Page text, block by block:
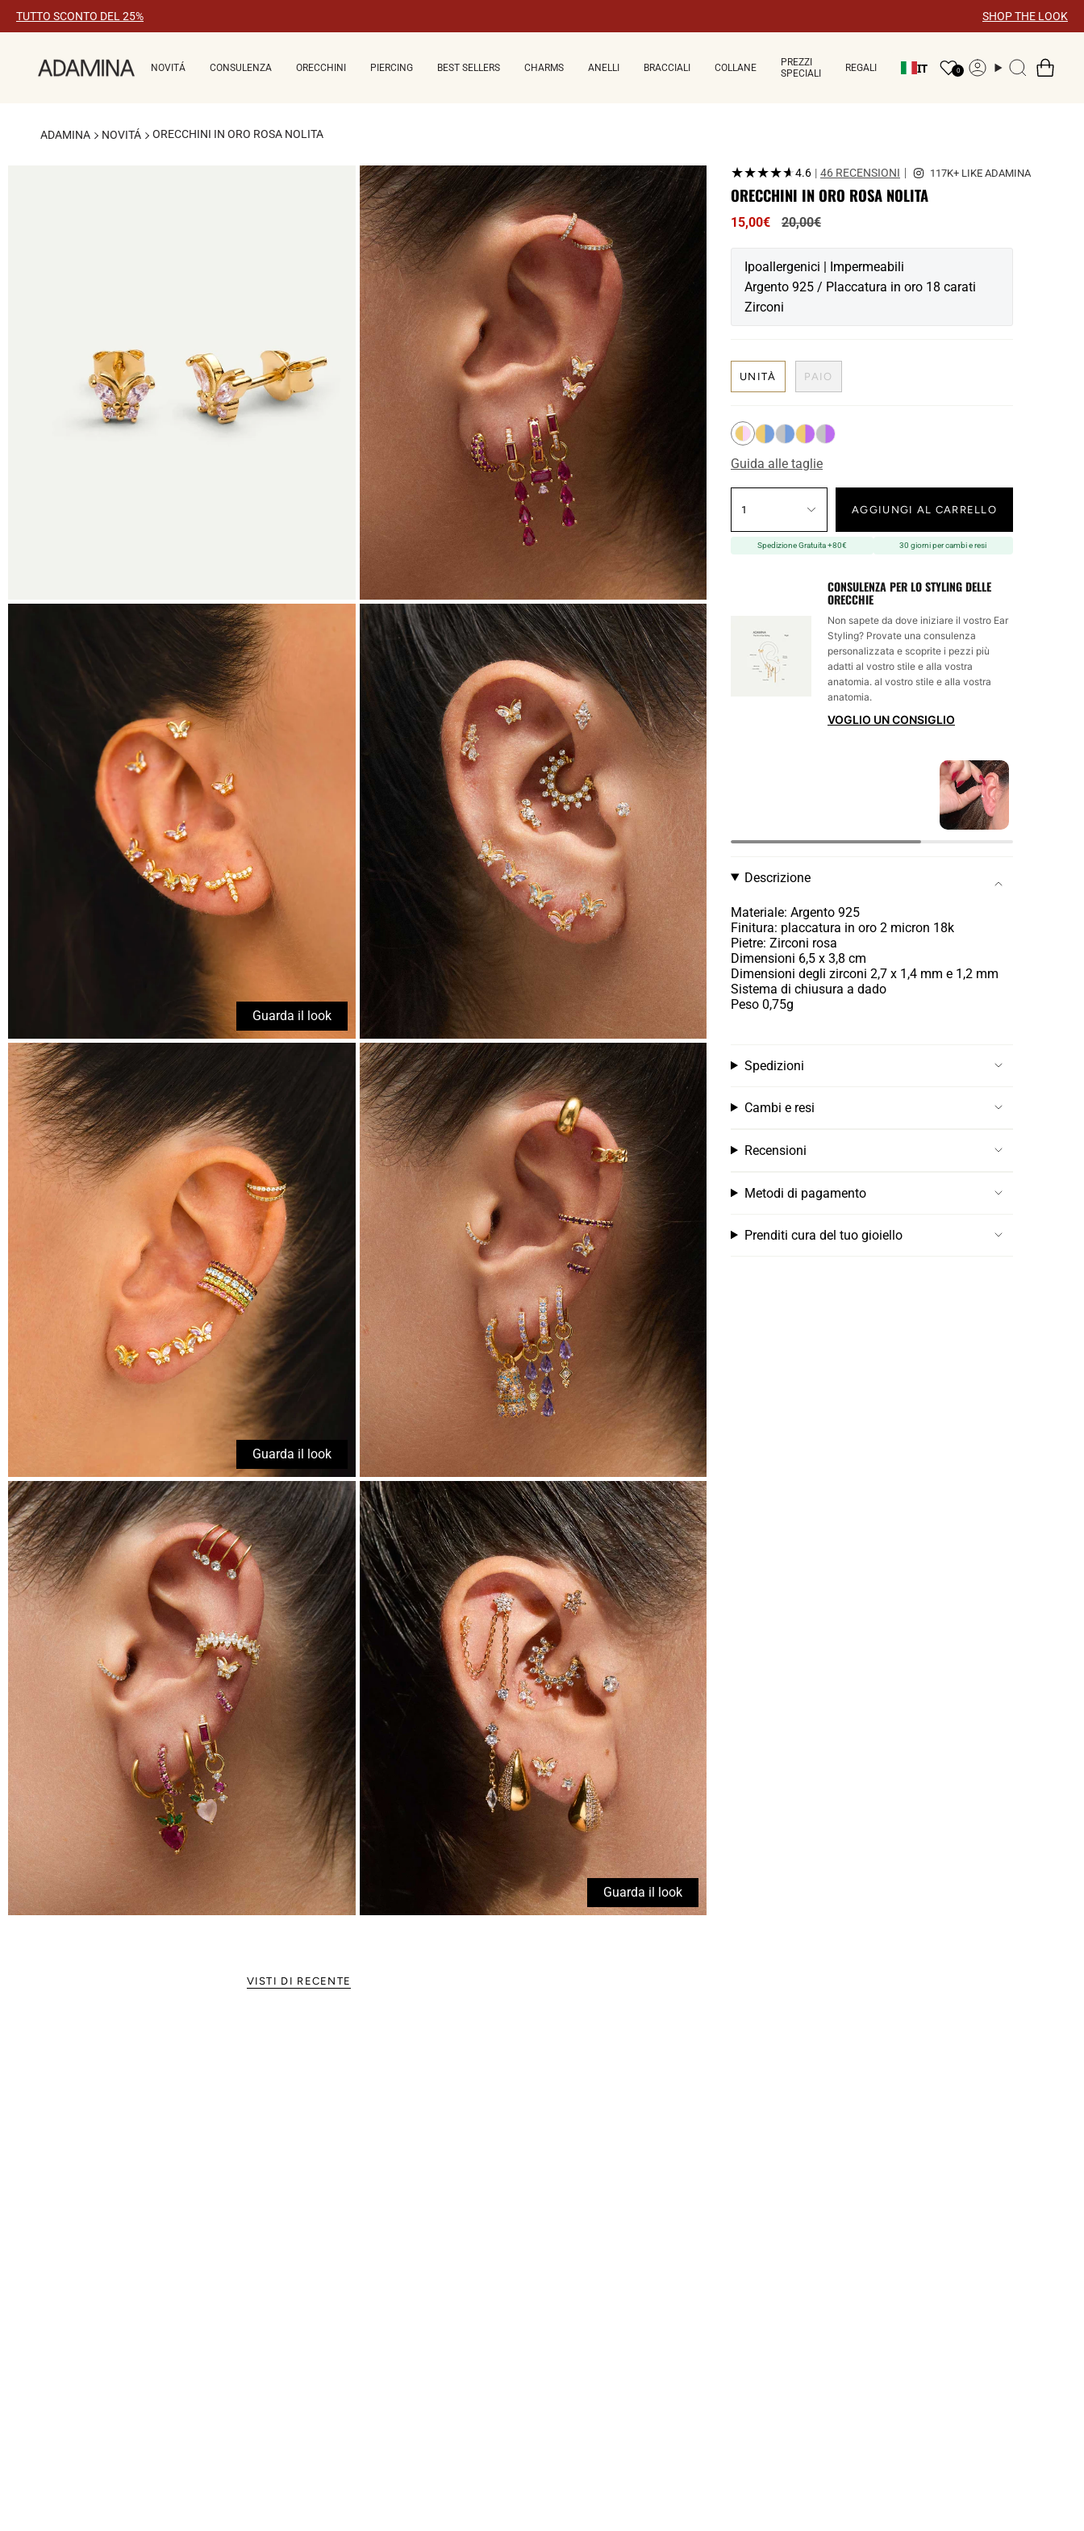
contenuto
TUTTO SCONTO DEL 25% SHOP THE LOOK
NOVITÁ CONSULENZA ORECCHINI PIERCING BEST SELLERS CHARMS ANELLI BRACCIALI COLLANE
PREZZI
SPECIALI
REGALI IT 0 Account
Ricerca
ADAMINA NOVITÁ ORECCHINI IN ORO ROSA NOLITA
Guarda il look
Guarda il look
Guarda il look
×
★★★★★
★★★★★4.6 | 46 RECENSIONI
ORECCHINI IN ORO ROSA NOLITA
15,00€
Prezzo
20,00€
Ipoallergenici | Impermeabili
Argento 925 / Placcatura in oro 18 carati
Zirconi
UNITÀ PAIO
Guida alle taglie
1 AGGIUNGI AL CARRELLO
Spedizione Gratuita +80€ 30 giorni per cambi e resi
CONSULENZA PER LO STYLING DELLE
ORECCHIE
Non sapete da dove iniziare il vostro Ear
Styling? Provate una consulenza
personalizzata e scoprite i pezzi più
adatti al vostro stile e alla vostra
anatomia. al vostro stile e alla vostra
anatomia.
VOGLIO UN CONSIGLIO
Descrizione
Materiale: Argento 925
Finitura: placcatura in oro 2 micron 18k
Pietre: Zirconi rosa
Dimensioni 6,5 x 3,8 cm
Dimensioni degli zirconi 2,7 x 1,4 mm e 1,2 mm
Sistema di chiusura a dado
Peso 0,75g
Spedizioni
Cambi e resi
Recensioni
Metodi di pagamento
Prenditi cura del tuo gioiello
VISTI DI RECENTE